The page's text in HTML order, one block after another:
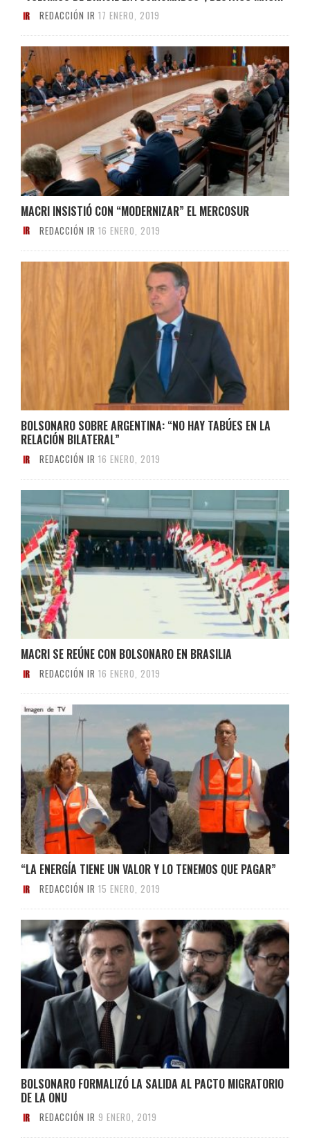
REDACCIÓN IR 17 ENERO, 2019
MACRI INSISTIÓ CON “MODERNIZAR” EL MERCOSUR
REDACCIÓN IR 16 ENERO, 2019
BOLSONARO SOBRE ARGENTINA: “NO HAY TABÚES EN LA
RELACIÓN BILATERAL”
REDACCIÓN IR 16 ENERO, 2019
MACRI SE REÚNE CON BOLSONARO EN BRASILIA
REDACCIÓN IR 16 ENERO, 2019
“LA ENERGÍA TIENE UN VALOR Y LO TENEMOS QUE PAGAR”
REDACCIÓN IR 15 ENERO, 2019
BOLSONARO FORMALIZÓ LA SALIDA AL PACTO MIGRATORIO
DE LA ONU
REDACCIÓN IR 9 ENERO, 2019